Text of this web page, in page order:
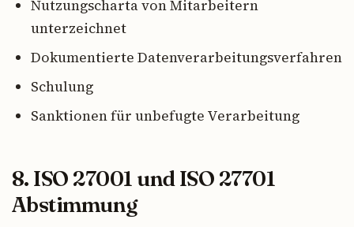
Nutzungscharta von Mitarbeitern
unterzeichnet
Dokumentierte Datenverarbeitungsverfahren
Schulung
Sanktionen für unbefugte Verarbeitung
8. ISO 27001 und ISO 27701
Abstimmung